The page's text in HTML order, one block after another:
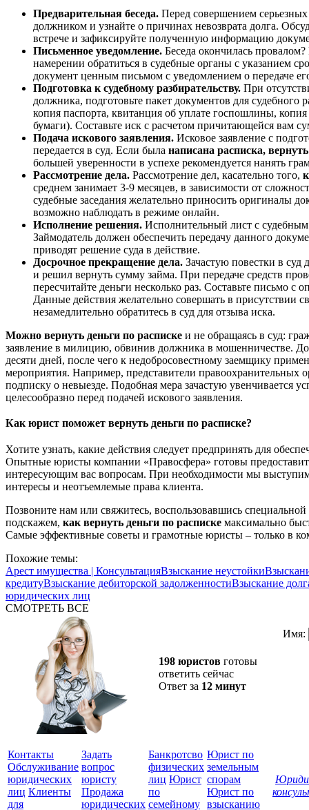
Предварительная беседа. Перед совершением
должником и узнайте о причинах невозврата долга.
встрече и зафиксируйте полученную информацию
Письменное уведомление. Беседа окончилась
намерении обратиться в судебные органы с указанием
документ ценным письмом с уведомлением о передаче
Подготовка к судебному разбирательству. При
должника, подготовьте пакет документов для судебного
копия паспорта, квитанция об уплате госпошлины,
бумаги). Составьте иск с расчетом причитающейся вам
Подача искового заявления. Исковое заявление с
передается в суд. Если была написана расписка,
большей уверенности в успехе рекомендуется нанять
Рассмотрение дела. Рассмотрение дел, касательно того,
среднем занимает 3-9 месяцев, в зависимости от
судебные заседания желательно приносить оригиналы
возможно наблюдать в режиме онлайн.
Исполнение решения. Исполнительный лист с
Займодатель должен обеспечить передачу данного
приводят решение суда в действие.
Досрочное прекращение дела. Зачастую повестки в суд
и решил вернуть сумму займа. При передаче средств
пересчитайте деньги несколько раз. Составьте письмо
Данные действия желательно совершать в присутствии
незамедлительно обратитесь в суд для отзыва иска.
Можно вернуть деньги по расписке и не обращаясь в суд:
заявление в милицию, обвинив должника в мошенничестве.
десяти дней, после чего к недобросовестному заемщику
мероприятия. Например, представители правоохранительных
подписку о невыезде. Подобная мера зачастую увенчивается
целесообразно перед подачей искового заявления.
Как юрист поможет вернуть деньги по расписке?
Хотите узнать, какие действия следует предпринять для
Опытные юристы компании «Правосфера» готовы
интересующим вас вопросам. При необходимости мы
интересы и неотъемлемые права клиента.
Позвоните нам или свяжитесь, воспользовавшись
подскажем, как вернуть деньги по расписке максимально
Самые эффективные советы и грамотные юристы – только в
Похожие темы:
Арест имущества | КонсультацияВзыскание неустойки
кредитуВзыскание дебиторской задолженностиВзыскание
юридических лиц
СМОТРЕТЬ ВСЕ
198 юристов готовы
ответить сейчас
Ответ за 12 минут
Имя:
Контакты
Обслуживание
юридических
лиц Клиенты
для
Задать
вопрос
юристу
Продажа
юридических
Банкротсво
физических
лиц Юрист
по
семейному
Юрист по
земельным
спорам
Юрист по
взысканию